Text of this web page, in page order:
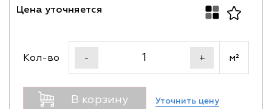
Цена уточняется
Кол-во - + м²
В корзину Уточнить цену